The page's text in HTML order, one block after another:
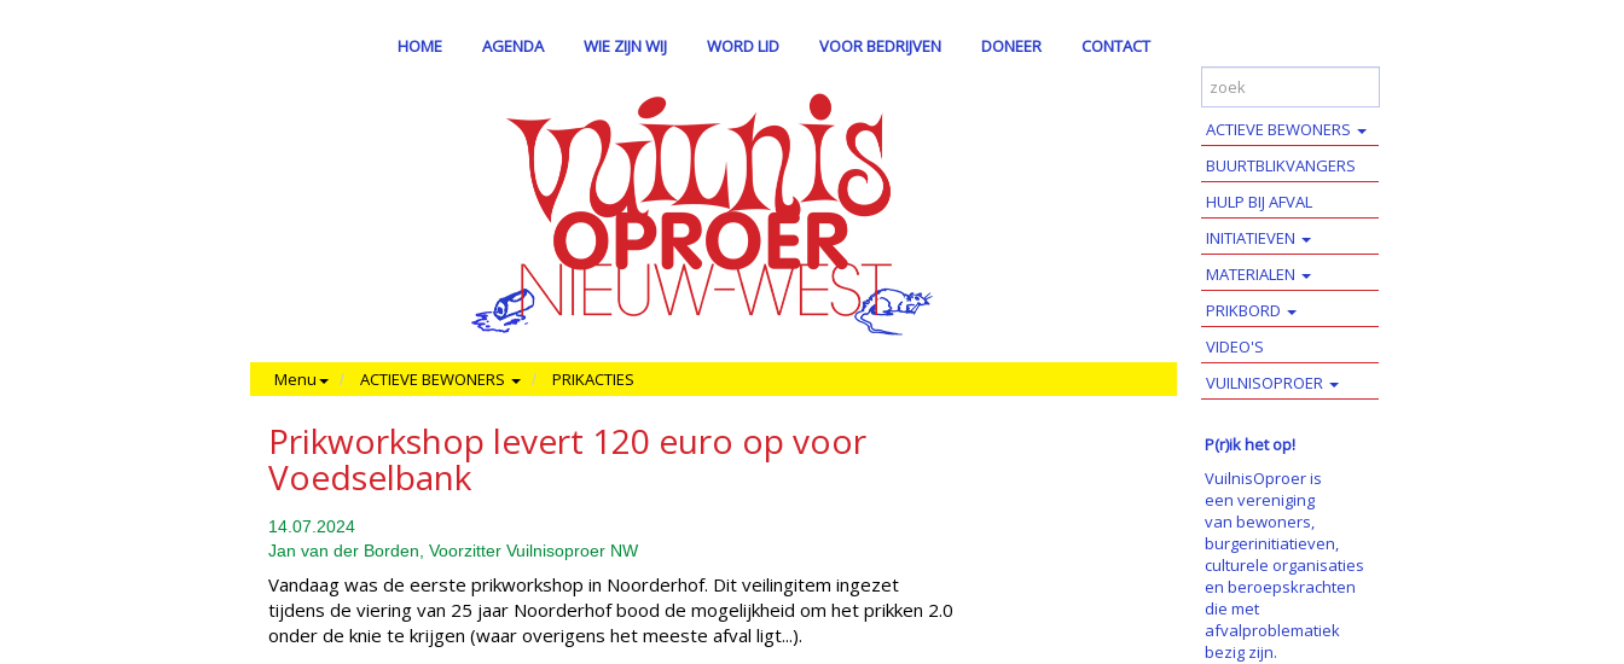
HOME AGENDA WIE ZIJN WIJ WORD LID VOOR BEDRIJVEN DONEER CONTACT
Menu ACTIEVE BEWONERS PRIKACTIES
Prikworkshop levert 120 euro op voor
Voedselbank
14.07.2024
Jan van der Borden, Voorzitter Vuilnisoproer NW
Vandaag was de eerste prikworkshop in Noorderhof. Dit veilingitem ingezet
tijdens de viering van 25 jaar Noorderhof bood de mogelijkheid om het prikken 2.0
onder de knie te krijgen (waar overigens het meeste afval ligt...).
ACTIEVE BEWONERS
BUURTBLIKVANGERS
HULP BIJ AFVAL
INITIATIEVEN
MATERIALEN
PRIKBORD
VIDEO'S
VUILNISOPROER
P(r)ik het op!
VuilnisOproer is
een vereniging
van bewoners,
burgerinitiatieven,
culturele organisaties
en beroepskrachten
die met
afvalproblematiek
bezig zijn.